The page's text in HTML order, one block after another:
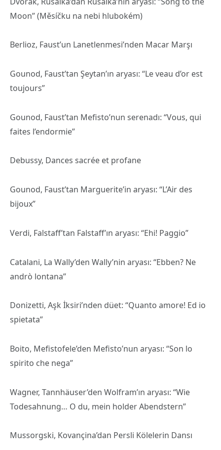
Moon” (Měsíčku na nebi hlubokém)
Berlioz, Faust’un Lanetlenmesi’nden Macar Marşı
Gounod, Faust’tan Şeytan’ın aryası: “Le veau d’or est
toujours”
Gounod, Faust’tan Mefisto’nun serenadı: “Vous, qui
faites l’endormie”
Debussy, Dances sacrée et profane
Gounod, Faust’tan Marguerite’in aryası: “L’Air des
bijoux”
Verdi, Falstaff’tan Falstaff’ın aryası: “Ehi! Paggio”
Catalani, La Wally’den Wally’nin aryası: “Ebben? Ne
andrò lontana”
Donizetti, Aşk İksiri’nden düet: “Quanto amore! Ed io
spietata”
Boito, Mefistofele’den Mefisto’nun aryası: “Son lo
spirito che nega”
Wagner, Tannhäuser’den Wolfram’ın aryası: “Wie
Todesahnung… O du, mein holder Abendstern”
Mussorgski, Kovançina’dan Persli Kölelerin Dansı